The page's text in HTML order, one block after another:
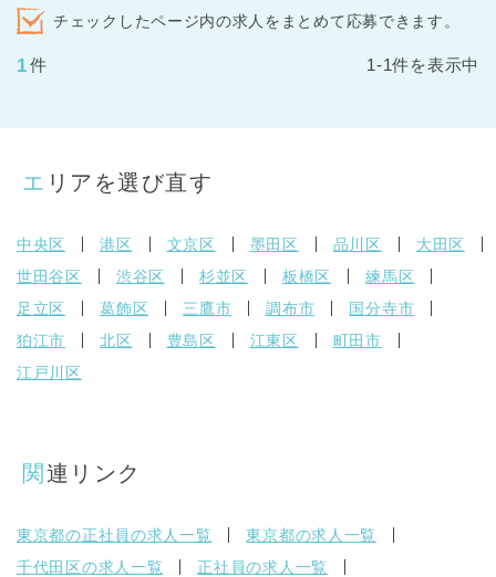
チェックしたページ内の求人をまとめて応募できます。
1件 1-1件を表示中
エリアを選び直す
中央区 港区 文京区 墨田区 品川区
大田区
世田谷区
渋谷区 杉並区 板橋区
練馬区
足立区
葛飾区 三鷹市 調布市
国分寺市
狛江市
北区 豊島区 江東区
町田市
江戸川区
関連リンク
東京都の正社員の求人一覧
東京都の求人一覧
千代田区の求人一覧
正社員の求人一覧